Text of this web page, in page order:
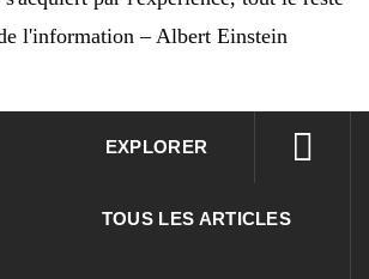
l'information – Albert Einstein
EXPLORER
TOUS LES ARTICLES